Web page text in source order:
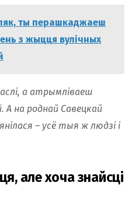
ты перашкаджаеш
з жыцця вулічных
а атрымліваеш
А на роднай Савецкай
– усё тыя ж людзі і
але хоча знайсці